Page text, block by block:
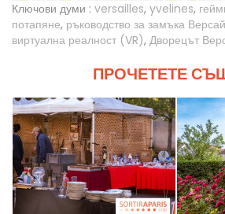
Ключови думи : versailles, yvelines,
потапяне, ръководство за замъка Версай
виртуална реалност (VR), Дворецът
ПРОЧЕТЕТЕ